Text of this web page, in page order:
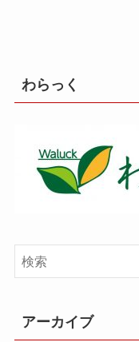
わらっく
アーカイブ